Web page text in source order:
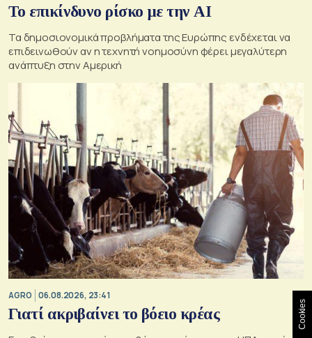
Το επικίνδυνο ρίσκο με την ΑΙ
Τα δημοσιονομικά προβλήματα της Ευρώπης ενδέχεται να
επιδεινωθούν αν η τεχνητή νοημοσύνη φέρει μεγαλύτερη
ανάπτυξη στην Αμερική
AGRO 06.08.2026, 23:41
Γιατί ακριβαίνει το βόειο κρέας Cookies